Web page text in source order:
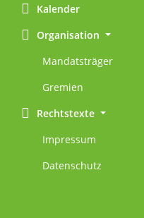
Kalender
Organisation
Mandatsträger
Gremien
Rechtstexte
Impressum
Datenschutz